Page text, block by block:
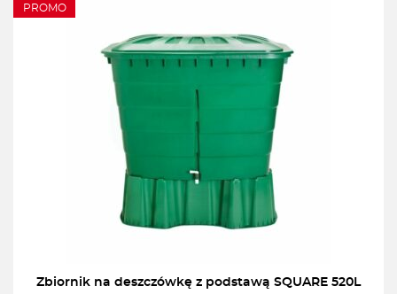
PROMO
Zbiornik na deszczówkę z podstawą SQUARE 520L